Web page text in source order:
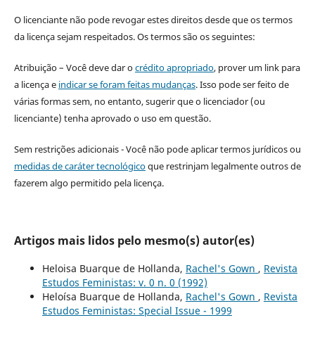
O licenciante não pode revogar estes direitos desde que os termos
da licença sejam respeitados. Os termos são os seguintes:
Atribuição – Você deve dar ocrédito apropriado, prover um link para
a licença e indicar se foram feitas mudanças. Isso pode ser feito de
várias formas sem, no entanto, sugerir que o licenciador (ou
licenciante) tenha aprovado o uso em questão.
Sem restrições adicionais - Você não pode aplicar termos jurídicos ou
medidas de caráter tecnológicoque restrinjam legalmente outros de
fazerem algo permitido pela licença.
Artigos mais lidos pelo mesmo(s) autor(es)
Heloisa Buarque de Hollanda, Rachel's Gown , Revista
Estudos Feministas: v. 0 n. 0 (1992)
Heloísa Buarque de Hollanda, Rachel's Gown , Revista
Estudos Feministas: Special Issue - 1999